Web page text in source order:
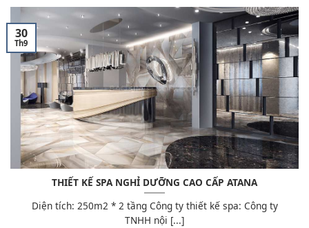
THIẾT KẾ SPA NGHỈ DƯỠNG CAO CẤP ATANA
Diện tích: 250m2 * 2 tầng Công ty thiết kế spa: Công ty
TNHH nội [...]
30
Th9